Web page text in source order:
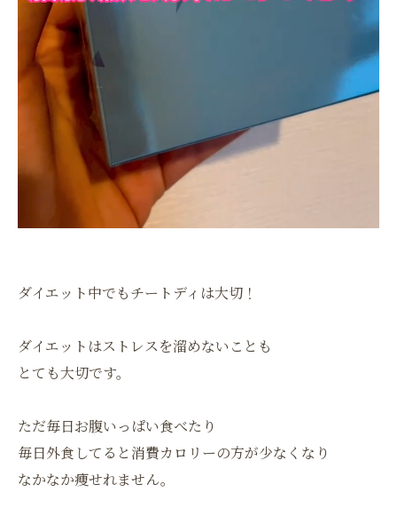
ダイエット中でもチートディは大切！
ダイエットはストレスを溜めないことも
とても大切です。
ただ毎日お腹いっぱい食べたり
毎日外食してると消費カロリーの方が少なくなり
なかなか痩せれません。